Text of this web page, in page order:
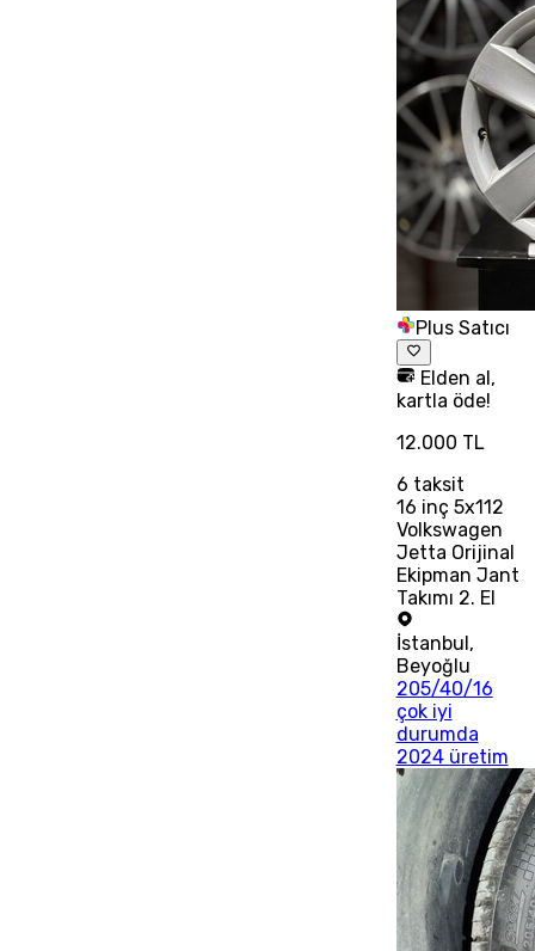
Plus Satıcı
Elden al,
kartla öde!
12.000 TL
6 taksit
16 inç 5x112
Volkswagen
Jetta Orijinal
Ekipman Jant
Takımı 2. El
İstanbul,
Beyoğlu
205/40/16
çok iyi
durumda
2024 üretim